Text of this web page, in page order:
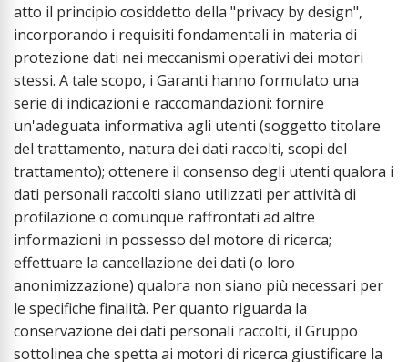
atto il principio cosiddetto della "privacy by design",
incorporando i requisiti fondamentali in materia di
protezione dati nei meccanismi operativi dei motori
stessi. A tale scopo, i Garanti hanno formulato una
serie di indicazioni e raccomandazioni: fornire
un'adeguata informativa agli utenti (soggetto titolare
del trattamento, natura dei dati raccolti, scopi del
trattamento); ottenere il consenso degli utenti qualora i
dati personali raccolti siano utilizzati per attività di
profilazione o comunque raffrontati ad altre
informazioni in possesso del motore di ricerca;
effettuare la cancellazione dei dati (o loro
anonimizzazione) qualora non siano più necessari per
le specifiche finalità. Per quanto riguarda la
conservazione dei dati personali raccolti, il Gruppo
sottolinea che spetta ai motori di ricerca giustificare la